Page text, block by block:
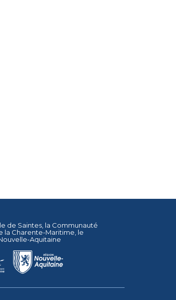
de Saintes , la Communauté
la Charente-Maritime , le
Aquitaine